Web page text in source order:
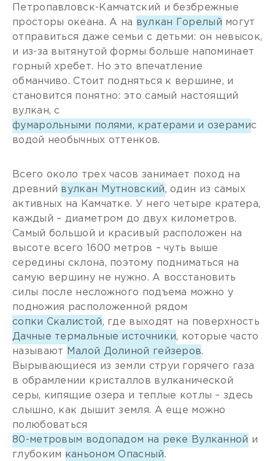
Петропавловск-Камчатский и безбрежные
просторы океана. А на вулкан Горелый могут
отправиться даже семьи с детьми: он невысок,
и из-за вытянутой формы больше напоминает
горный хребет. Но это впечатление
обманчиво. Стоит подняться к вершине, и
становится понятно: это самый настоящий
вулкан, с
фумарольными полями, кратерами и озерамис
водой необычных оттенков.
Всего около трех часов занимает поход на
древний вулкан Мутновский, один из самых
активных на Камчатке. У него четыре кратера,
каждый – диаметром до двух километров.
Самый большой и красивый расположен на
высоте всего 1600 метров – чуть выше
середины склона, поэтому подниматься на
самую вершину не нужно. А восстановить
силы после несложного подъема можно у
подножия расположенной рядом
сопки Скалистой, где выходят на поверхность
Дачные термальные источники, которые часто
называют
Малой Долиной гейзеров.
Вырывающиеся из земли струи горячего газа
в обрамлении кристаллов вулканической
серы, кипящие озера и теплые котлы – здесь
слышно, как дышит земля. А еще можно
полюбоваться
80-метровым водопадом на реке Вулканной и
глубоким каньоном Опасный.